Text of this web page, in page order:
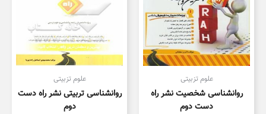
علوم تزبیتی
روانشناسی شخصیت نشر راه
دست دوم
علوم تزبیتی
روانشناسی تربیتی نشر راه دست
دوم